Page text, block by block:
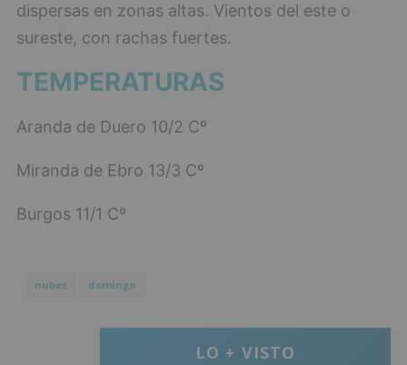
dispersas en zonas altas. Vientos del este o
sureste, con rachas fuertes.
TEMPERATURAS
Aranda de Duero 10/2 Cº
Miranda de Ebro 13/3 Cº
Burgos 11/1 Cº
nubes domingo
LO + VISTO